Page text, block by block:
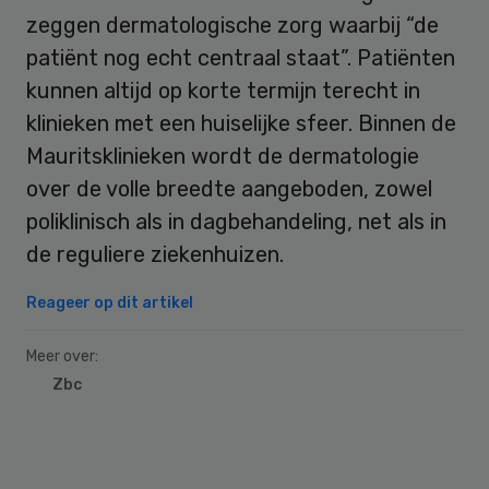
zeggen dermatologische zorg waarbij “de
patiënt nog echt centraal staat”. Patiënten
kunnen altijd op korte termijn terecht in
klinieken met een huiselijke sfeer. Binnen de
Mauritsklinieken wordt de dermatologie
over de volle breedte aangeboden, zowel
poliklinisch als in dagbehandeling, net als in
de reguliere ziekenhuizen.
Reageer op dit artikel
Meer over:
Zbc